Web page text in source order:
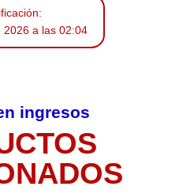
2026 a las 02:04
ingresos